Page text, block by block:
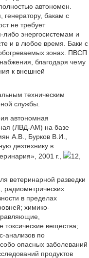
автономен.
генератору, бакам с
не требует
либо энергосистемам и
и в любое время. Баки с
зонах. ПВСП
благодаря чему
к внешней
техническим
службы.
автономная
(ЛВД-АМ) на базе
А.В., Бурков В.И.,
дезтехнику в
2001 г.,
12,
ветеринарной разведки
радиометрических
в пределах
химико-
вещества;
анализов по
опасных заболеваний
продуктов